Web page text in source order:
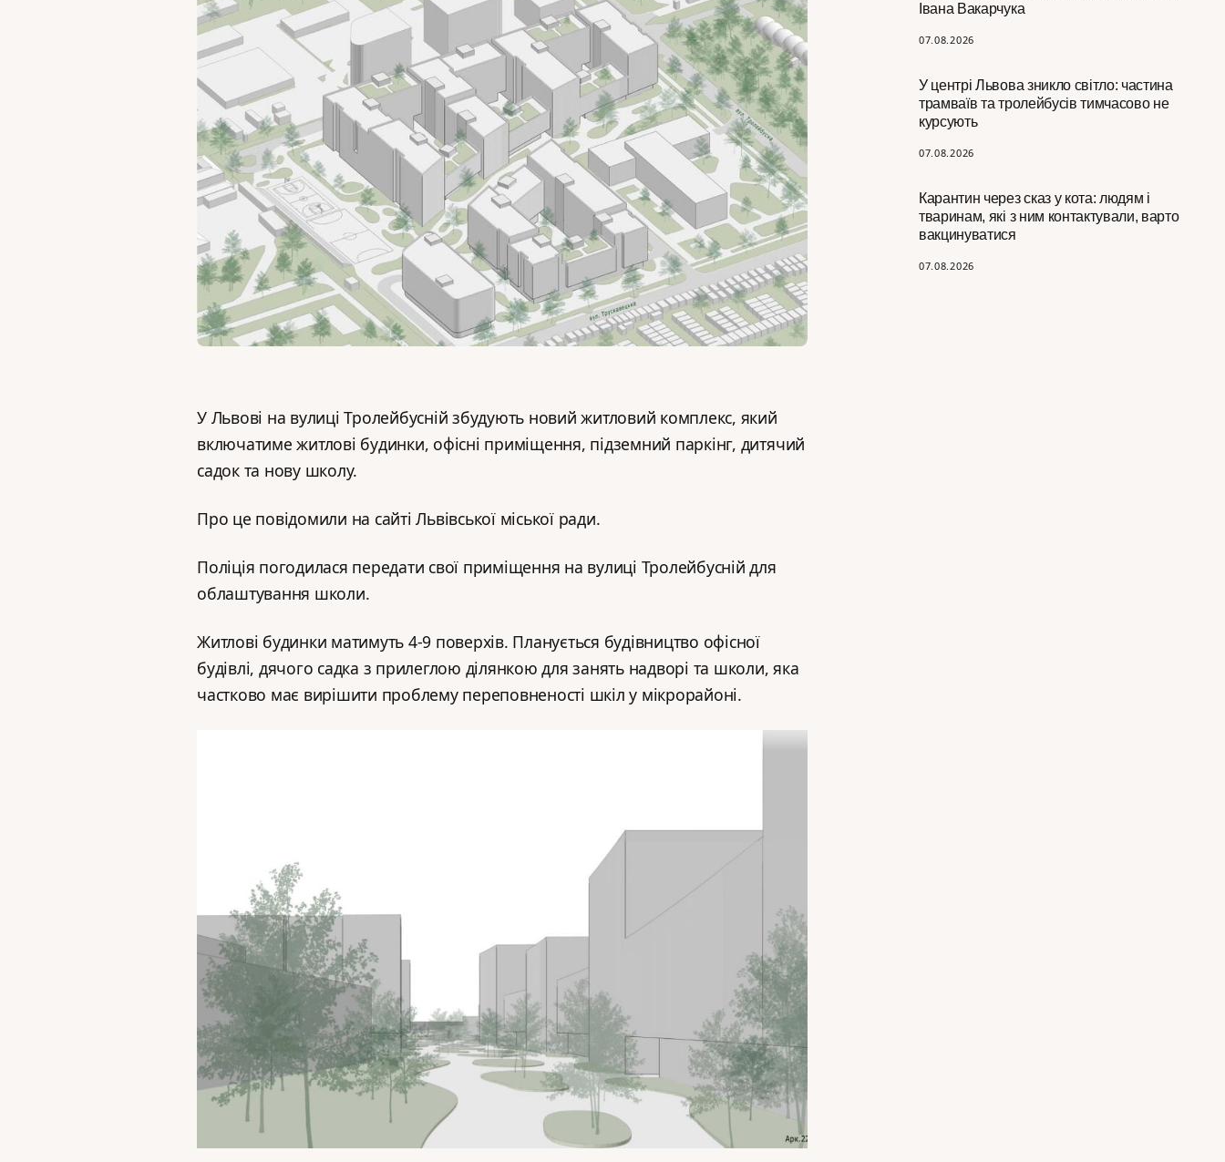
Івана Вакарчука
07.08.2026
У центрі Львова зникло світло: частина
трамваїв та тролейбусів тимчасово не
курсують
07.08.2026
Карантин через сказ у кота: людям і
тваринам, які з ним контактували, варто
вакцинуватися
07.08.2026
У Львові на вулиці Тролейбусній збудують новий житловий комплекс, який
включатиме житлові будинки, офісні приміщення, підземний паркінг, дитячий
садок та нову школу.
Про це повідомили на сайті Львівської міської ради.
Поліція погодилася передати свої приміщення на вулиці Тролейбусній для
облаштування школи.
Житлові будинки матимуть 4-9 поверхів. Планується будівництво офісної
будівлі, дячого садка з прилеглою ділянкою для занять надворі та школи, яка
частково має вирішити проблему переповненості шкіл у мікрорайоні.